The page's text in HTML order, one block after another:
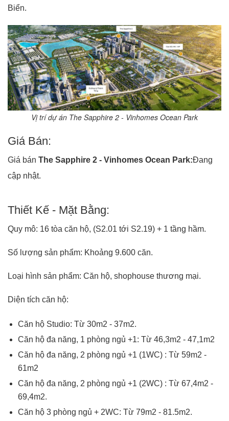
Biển.
Vị trí dự án The Sapphire 2 - Vinhomes Ocean Park
Giá Bán:
Giá bán The Sapphire 2 - Vinhomes Ocean Park:Đang
cập nhật.
Thiết Kế - Mặt Bằng:
Quy mô: 16 tòa căn hộ, (S2.01 tới S2.19) + 1 tầng hầm.
Số lượng sản phẩm: Khoảng 9.600 căn.
Loại hình sản phẩm: Căn hộ, shophouse thương mại.
Diện tích căn hộ:
Căn hộ Studio: Từ 30m2 - 37m2.
Căn hộ đa năng, 1 phòng ngủ +1: Từ 46,3m2 - 47,1m2
Căn hộ đa năng, 2 phòng ngủ +1 (1WC) : Từ 59m2 -
61m2
Căn hộ đa năng, 2 phòng ngủ +1 (2WC) : Từ 67,4m2 -
69,4m2.
Căn hộ 3 phòng ngủ + 2WC: Từ 79m2 - 81.5m2.